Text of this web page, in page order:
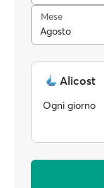
Mese
Agosto
Alicost
Ogni giorno